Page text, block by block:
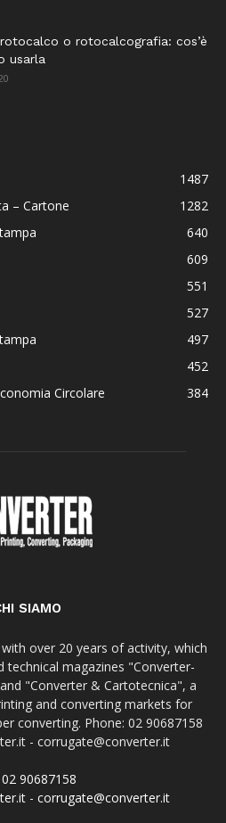
o rotocalcografia: cos’è
usarla
1487
– Cartone
1282
640
609
551
527
497
452
Circolare
384
SIAMO
over 20 years of activity, which
technical magazines "Converter-
"Converter & Cartotecnica", a
and converting markets for
converting. Phone: 02 90687158
- corrugate@converter.it
02 90687158
- corrugate@converter.it